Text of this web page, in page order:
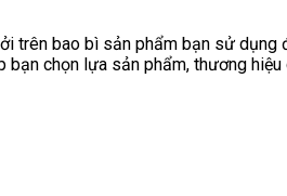
trên bao bì sản phẩm bạn sử dụng
bạn chọn lựa sản phẩm, thương